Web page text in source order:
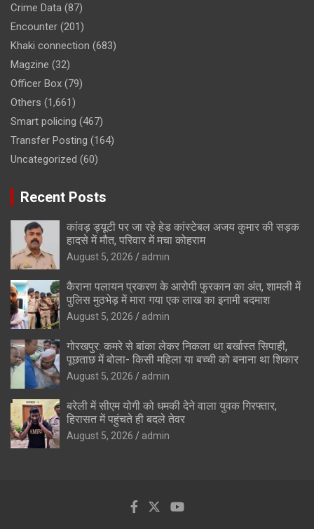
Crime Data (87)
Encounter (201)
Khaki connection (683)
Magzine (32)
Officer Box (79)
Others (1,661)
Smart policing (467)
Transfer Posting (164)
Uncategorized (60)
Recent Posts
कांवड़ ड्यूटी पर जा रहे हेड कांस्टेबल अजय कुमार की सड़क
हादसे में मौत, परिवार में मचा कोहराम
August 5, 2026 admin
कैराना पलायन प्रकरण के आरोपी फुरकान का अंत, शामली में
पुलिस मुठभेड़ में मारा गया एक लाख का इनामी बदमाश
August 5, 2026 admin
गोरखपुर: कमरे से बांका लेकर निकला था बर्खास्त सिपाही,
पूछताछ में बोला- किसी महिला या बच्ची को बनाना था शिकार
August 5, 2026 admin
बरेली में सीएम योगी को धमकी देने वाला युवक गिरफ्तार,
हिरासत में पहुंचते ही बदले तेवर
August 5, 2026 admin